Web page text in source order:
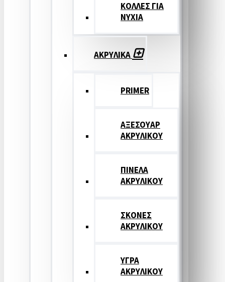
ΚΟΛΛΕΣ ΓΙΑ
ΝΥΧΙΑ
ΑΚΡΥΛΙΚΑ
PRIMER
ΑΞΕΣΟΥΑΡ
ΑΚΡΥΛΙΚΟΥ
ΠΙΝΕΛΑ
ΑΚΡΥΛΙΚΟΥ
ΣΚΟΝΕΣ
ΑΚΡΥΛΙΚΟΥ
ΥΓΡΑ
ΑΚΡΥΛΙΚΟΥ